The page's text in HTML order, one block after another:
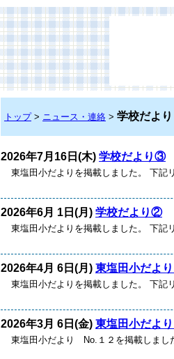
トップ> ニュース・連絡 > 学校だより
2026年7月16日(木) 学校だより③
東塩田小だよりを掲載しました。 下記
2026年6月 1日(月) 学校だより②
東塩田小だよりを掲載しました。 下記
2026年4月 6日(月) 東塩田小だよ
東塩田小だよりを掲載しました。 下記
2026年3月 6日(金) 東塩田小だよ
東塩田小だより No.１２を掲載しまし